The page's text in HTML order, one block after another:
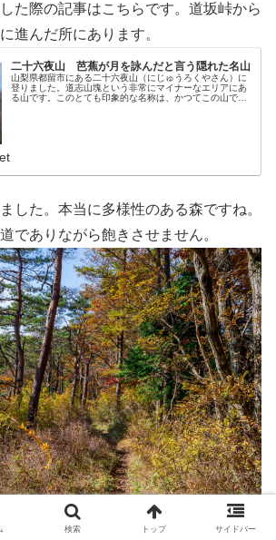
た際の記事はこちらです。道坂峠から
進んだ所にあります。
二十六夜山 芭蕉が月を詠んだと言う隠れた名山
山梨県都留市にある二十六夜山（にじゅうろくやさん）に
登りました。道志山塊という非常にマイナーなエリアにあ
る山です。このとても印象的な名称は、かつてこの山で二
した。本当に多様性のある森ですね。
でありながら飽きさせません。
り上がったピークがあるのが見えて来
検索 トップ サイドバー